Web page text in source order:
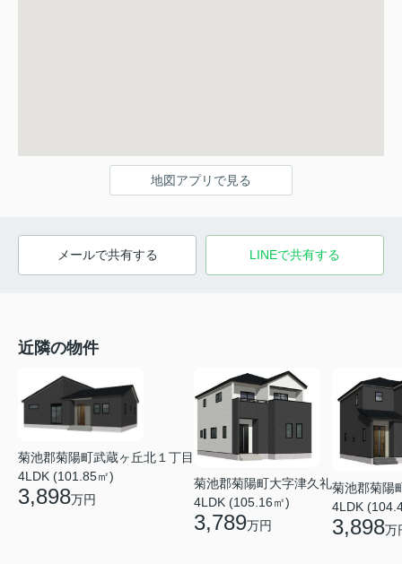
地図アプリで見る
メールで共有する LINEで共有する
近隣の物件
菊池郡菊陽町武蔵ヶ丘北１丁目
4LDK (101.85㎡)
3,898万円
菊池郡菊陽町大字津久礼
4LDK (105.16㎡)
3,789万円
菊池郡菊陽
4LDK
3,898万